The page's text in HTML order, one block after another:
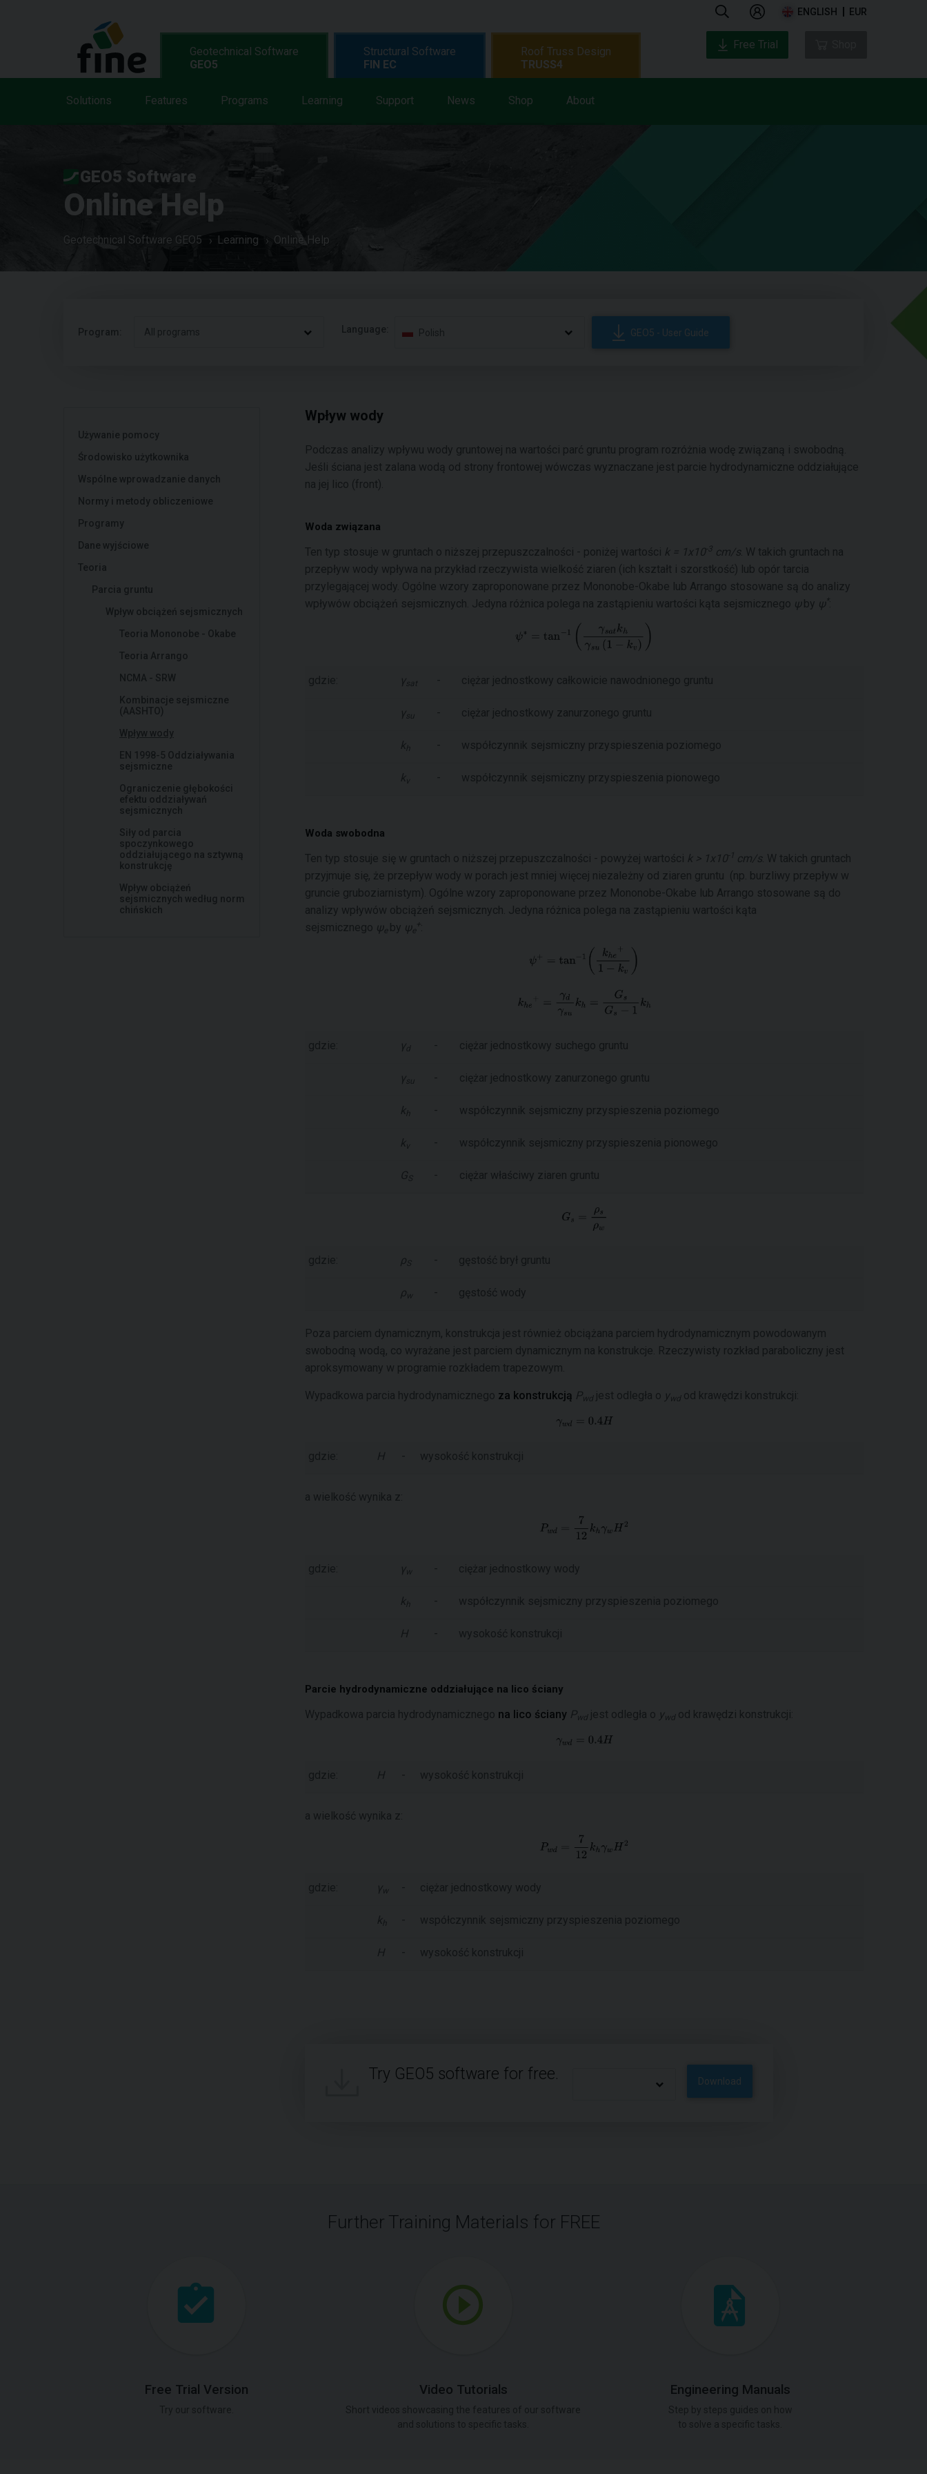
ENGLISH EUR
Geotechnical Software
GEO5
Solutions Features Programs Learning Support News Shop About
Structural Software
FIN EC
Roof Truss Design
TRUSS4
Free Trial
GEO5 Software
Online Help
Geotechnical Software GEO5 Learning Online Help
Program: All programs Language: Polish GEO5 - User Guide
Używanie pomocy
Środowisko użytkownika
Wspólne wprowadzanie danych
Normy i metody obliczeniowe
Programy
Dane wyjściowe
Teoria
Parcia gruntu
Wpływ obciążeń sejsmicznych
Teoria Mononobe - Okabe
Teoria Arrango
NCMA - SRW
Kombinacje sejsmiczne
(AASHTO)
Wpływ wody
EN 1998-5 Oddziaływania
sejsmiczne
Ograniczenie głębokości
efektu oddziaływań
sejsmicznych
Siły od parcia
spoczynkowego
oddziałującego na sztywną
konstrukcję
Wpływ obciążeń
sejsmicznych według norm
chińskich
Wpływ wody
Podczas analizy wpływu wody gruntowej na wartości parć gruntu program rozróżnia wodę związaną i swobodną.
Jeśli ściana jest zalana wodą od strony frontowej wówczas wyznaczane jest parcie hydrodynamiczne oddziałujące
na jej lico (front).
Woda związana
Ten typ stosuje w gruntach o niższej przepuszczalności - poniżej wartości k = 1x10-3 cm/s . W takich gruntach na
przepływ wody wpływa na przykład rzeczywista wielkość ziaren (ich kształt i szorstkość) lub opór tarcia
przylegającej wody. Ogólne wzory zaproponowane przez Mononobe-Okabe lub Arrango stosowane są do analizy
wpływów obciążeń sejsmicznych. Jedyna różnica polega na zastąpieniu wartości kąta sejsmicznego ψ by ψ
gdzie: γ sat - ciężar jednostkowy całkowicie nawodnionego gruntu
γ su - ciężar jednostkowy zanurzonego gruntu
k h - współczynnik sejsmiczny przyspieszenia poziomego
k v - współczynnik sejsmiczny przyspieszenia pionowego
Woda swobodna
Ten typ stosuje się w gruntach o niższej przepuszczalności - powyżej wartości k > 1x10-1 cm/s . W takich gruntach
przyjmuje się, że przepływ wody w porach jest mniej więcej niezależny od ziaren gruntu (np. burzliwy przepływ w
gruncie gruboziarnistym). Ogólne wzory zaproponowane przez Mononobe-Okabe lub Arrango stosowane są do
analizy wpływów obciążeń sejsmicznych. Jedyna różnica polega na zastąpieniu wartości kąta
sejsmicznego ψe by ψe
+
gdzie: γ d - ciężar jednostkowy suchego gruntu
γ su - ciężar jednostkowy zanurzonego gruntu
k - współczynnik sejsmiczny przyspieszenia poziomego
k v - współczynnik sejsmiczny przyspieszenia pionowego
G - ciężar właściwy ziaren gruntu
gdzie: ρ - gęstość brył gruntu
ρw - gęstość wody
Poza parciem dynamicznym, konstrukcja jest również obciążana parciem hydrodynamicznym powodowanym
swobodną wodą, co wyrażane jest parciem dynamicznym na konstrukcje. Rzeczywisty rozkład paraboliczny jest
aproksymowany w programie rozkładem trapezowym.
Wypadkowa parcia hydrodynamicznego za konstrukcją Pwdjest odległa o ywdod krawędzi konstrukcji:
gdzie: H - wysokość konstrukcji
a wielkość wynika z:
gdzie: γ w - ciężar jednostkowy wody
k h - współczynnik sejsmiczny przyspieszenia poziomego
H - wysokość konstrukcji
Parcie hydrodynamiczne oddziałujące na lico ściany
Wypadkowa parcia hydrodynamicznego na lico ściany Pwdjest odległa o ywdod krawędzi konstrukcji:
gdzie: H - wysokość konstrukcji
a wielkość wynika z:
gdzie: γ w - ciężar jednostkowy wody
k h - współczynnik sejsmiczny przyspieszenia poziomego
H - wysokość konstrukcji
Try GEO5 software for free. Download
Further Training Materials for FREE
Free Trial Version Video Tutorials Engineering Manuals